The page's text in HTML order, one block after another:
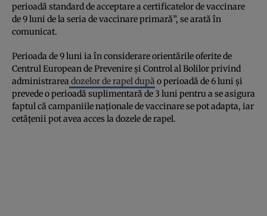
perioadă standard de acceptare a certificatelor de vaccinare
de 9 luni de la seria de vaccinare primară”, se arată în
comunicat.
Perioada de 9 luni ia în considerare orientările oferite de
Centrul European de Prevenire și Control al Bolilor privind
administrarea dozelor de rapel după o perioadă de 6 luni și
prevede o perioadă suplimentară de 3 luni pentru a se asigura
faptul că campaniile naționale de vaccinare se pot adapta, iar
cetățenii pot avea acces la dozele de rapel.